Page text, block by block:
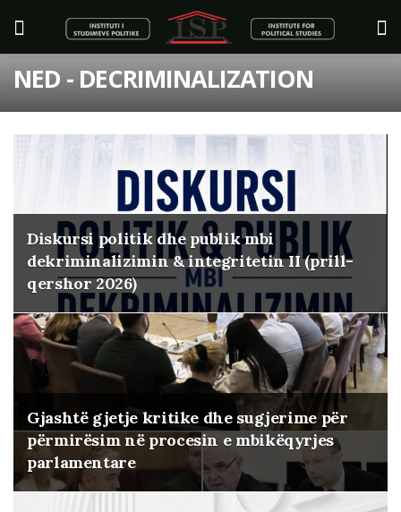
NED - DECRIMINALIZATION
Diskursi politik dhe publik mbi
dekriminalizimin & integritetin II (prill-
qershor 2026)
Gjashtë gjetje kritike dhe sugjerime për
përmirësim në procesin e mbikëqyrjes
parlamentare